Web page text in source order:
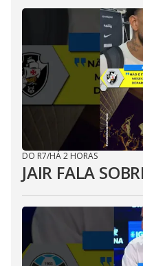
DO R7/HÁ 2 HORAS
JAIR FALA